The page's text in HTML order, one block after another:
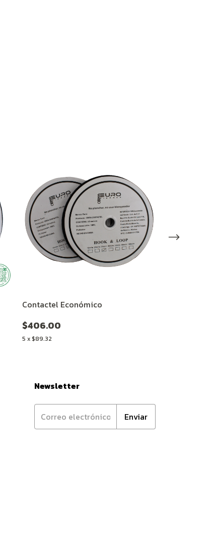
Contactel Económico
$406.00
5 x$89.32
Newsletter